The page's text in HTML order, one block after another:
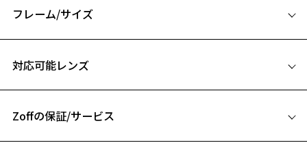
お気に入り
※お届け予定日の目安はカート内(STEP2)でご確認ください。
『CLASSIC』
【デザイン】
フレーム/サイズ
B ブリッジ(鼻部分)の横幅：21mm
対応可能レンズ
Zoffの保証/サービス